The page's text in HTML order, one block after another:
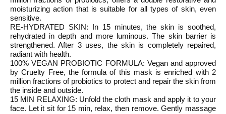
moisturizing action that is suitable for all types of skin, even
sensitive.
RE-HYDRATED SKIN: In 15 minutes, the skin is soothed,
rehydrated in depth and more luminous. The skin barrier is
strengthened. After 3 uses, the skin is completely repaired,
radiant with health.
100% VEGAN PROBIOTIC FORMULA: Vegan and approved
by Cruelty Free, the formula of this mask is enriched with 2
million fractions of probiotics to protect and repair the skin from
the inside and outside.
15 MIN RELAXING: Unfold the cloth mask and apply it to your
face. Let it sit for 15 min, relax, then remove. Gently massage